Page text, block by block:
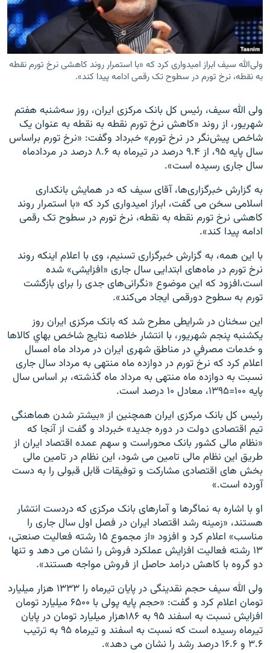
زبان‌های دیگر
ولی‌الله سیف ابراز امیدواری کرد که «با استمرار روند کاهشی نرخ تورم نقطه
به نقطه، نرخ تورم در سطوح تک رقمی ادامه پیدا کند».
ولی الله سیف، رئیس کل بانک مرکزی ایران، روز سه‌شنبه هفتم
شهریور،‌ از روند «کاهش نرخ تورم نقطه به نقطه به عنوان یک
شاخص پیش‌نگر در نرخ تورم» خبرداد وگفت: «نرخ تورم براساس
سال پایه ۹۵، از ۹.۴ درصد در تیرماه به ۸.۶ درصد در مردادماه
سال جاری رسیده است».
به گزارش خبرگزاری‌ها، آقای سیف که در همایش بانکداری
اسلامی سخن می گفت، ابراز امیدواری کرد که «با استمرار روند
کاهشی نرخ تورم نقطه به نقطه، نرخ تورم در سطوح تک رقمی
ادامه پیدا کند».
با این همه،‌ به گزارش خبرگزاری تسنیم، وی با اعلام اینکه روند
نرخ تورم در ماه‌های ابتدایی سال جاری «افزایشی» شده
است،‌افزود که این موضوع «نگرانی‌های جدی را برای بازگشت
تورم به سطوح دورقمی ایجاد می‌کند».
این سخنان در شرایطی مطرح شد که بانک مرکزی ایران روز
یکشنبه پنجم شهریور، با انتشار خلاصه نتايج شاخص بهاي كالاها
و خدمات مصرفي در مناطق شهری ايران در مرداد ماه امسال
اعلام کرد که نرخ تورم در دوازده ماه منتهی به مرداد سال جاری
نسبت به دوازده ماه منتهی به مرداد ماه گذشته، بر اساس سال
پایه ۱۰۰=۱۳۹۵، معادل ۱۰ درصد است.
رئیس کل بانک مرکزی ایران همچنین از «بیشتر شدن هماهنگی
تیم اقتصادی دولت در دوره جدید» خبرداد و گفت از آنجا که
«نظام مالی کشور بانک محوراست و سهم عمده اقتصاد ایران از
طریق این نظام مالی تامین می شود، این نظام در تامین مالی
بخش های اقتصادی مشارکت و توفیقات قابل قبولی را به دست
آورده است.»
او با اشاره به نماگرها و آمارهای بانک مرکزی که دردست انتشار
هستند، «زمینه رشد اقتصاد ایران در فصل اول سال جاری را
مناسب» اعلام کرد و افزود «از مجموع ۱۵ رشته فعالیت صنعتی،
۱۳ رشته فعالیت افزایش عملکرد فروش را نشان می دهد و تنها
دو گروه با کاهش درامد حاصل از فروش مواجه هستند».
ولی الله سیف حجم نقدینگی در پایان تیرماه را ۱۳۳۳ هزار میلیارد
تومان اعلام کرد و گفت: «حجم پایه پولی با ۶۵۰۰ میلیارد تومان
افزایش نسبت به اسفند ۹۵ به ۱۸۶هزار میلیارد تومان در پایان
تیرماه رسیده است که نسبت به اسفند و تیرماه ۹۵ به ترتیب
۳.۶ و ۱۶.۶ درصد رشد را نشان می دهد».